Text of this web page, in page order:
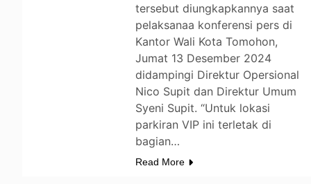
tersebut diungkapkannya saat
pelaksanaa konferensi pers di
Kantor Wali Kota Tomohon,
Jumat 13 Desember 2024
didampingi Direktur Opersional
Nico Supit dan Direktur Umum
Syeni Supit. “Untuk lokasi
parkiran VIP ini terletak di
bagian…
Read More